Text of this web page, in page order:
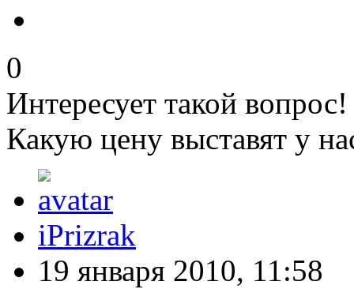
0
Интересует такой вопрос!
Какую цену выставят у
iPrizrak
19 января 2010, 11:58